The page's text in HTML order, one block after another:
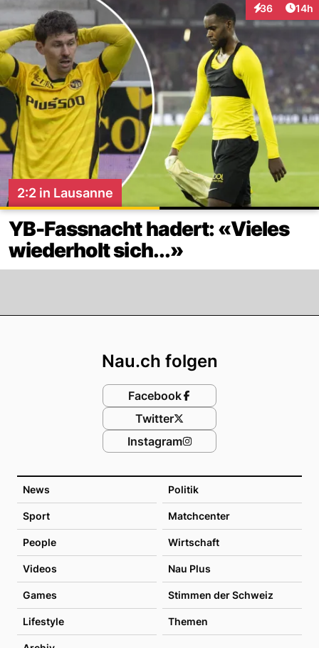
36
Interaktionen
14h
2:2 in Lausanne
YB-Fassnacht hadert: «Vieles
wiederholt sich...»
News Politik
Sport Matchcenter
People Wirtschaft
Videos Nau Plus
Games Stimmen der Schweiz
Lifestyle Themen
Nau.ch folgen
Facebook
Twitter
Instagram